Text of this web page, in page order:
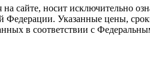
сайте, носит исключительно
Федерации. Указанные цены,
в соответствии с